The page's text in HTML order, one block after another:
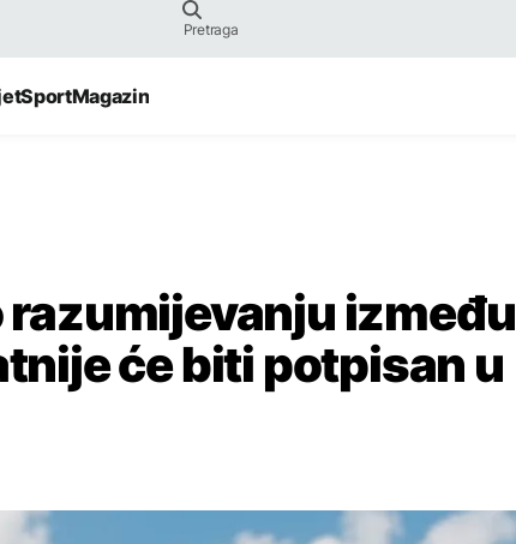
SportMagazin
razumijevanju između
će biti potpisan u